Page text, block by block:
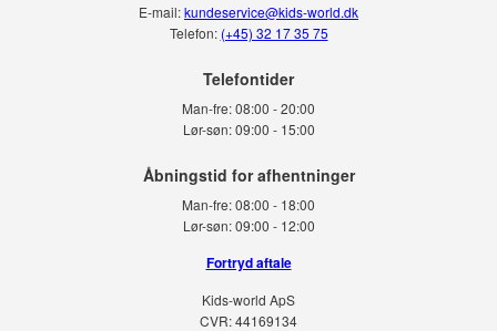
E-mail:kundeservice@kids-world.dk
Telefon: (+45) 32 17 35 75
Telefontider
Man-fre:08:00 - 20:00
Lør-søn: 09:00 - 15:00
Man-fre:08:00 - 18:00
Lør-søn:09:00 - 12:00
Fortryd aftale
Kids-world ApS
CVR: 44169134